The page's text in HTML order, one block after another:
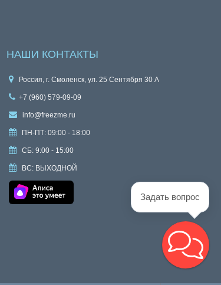
НАШИ КОНТАКТЫ
Россия, г. Смоленск, ул. 25 Сентября 30 А
+7 (960) 579-09-09
info@freezme.ru
ПН-ПТ: 09:00 - 18:00
СБ: 9:00 - 15:00
ВС: ВЫХОДНОЙ
Задать вопрос